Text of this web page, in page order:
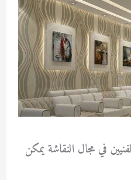
في مجال النقاشة يمكن